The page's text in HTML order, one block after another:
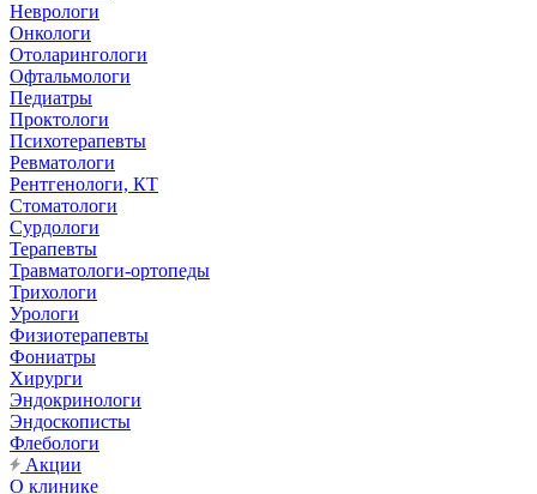
Неврологи
Онкологи
Отоларингологи
Офтальмологи
Педиатры
Проктологи
Психотерапевты
Ревматологи
Рентгенологи, КТ
Стоматологи
Сурдологи
Терапевты
Травматологи-ортопеды
Трихологи
Урологи
Физиотерапевты
Фониатры
Хирурги
Эндокринологи
Эндоскописты
Флебологи
Акции
О клинике